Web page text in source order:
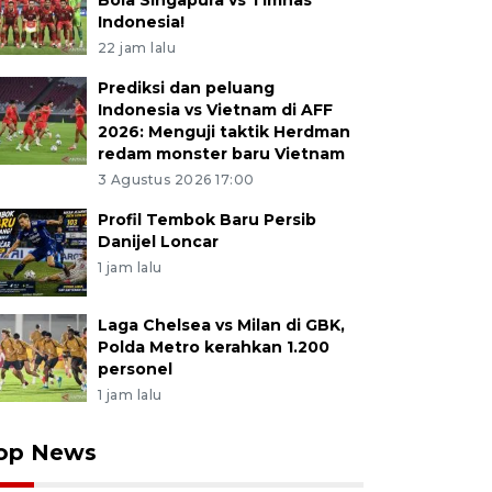
Indonesia!
22 jam lalu
Prediksi dan peluang
Indonesia vs Vietnam di AFF
2026: Menguji taktik Herdman
redam monster baru Vietnam
3 Agustus 2026 17:00
Profil Tembok Baru Persib
Danijel Loncar
1 jam lalu
Laga Chelsea vs Milan di GBK,
Polda Metro kerahkan 1.200
personel
1 jam lalu
News